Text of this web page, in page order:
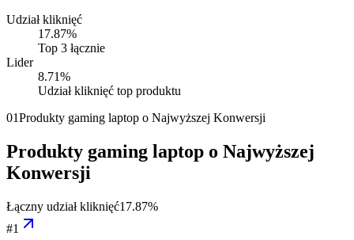
Udział kliknięć
17.87%
Top 3 łącznie
Lider
8.71%
Udział kliknięć top produktu
01Produkty gaming laptop o Najwyższej Konwersji
Produkty gaming laptop o Najwyższej
Konwersji
Łączny udział kliknięć17.87%
#1